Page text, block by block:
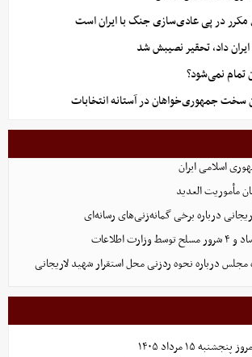
مکرر در پی عادی‌سازی جنگ با ایران است
داد، تحقیر نصیبش شد
تمام نمی‌شود؟
سخت جمهوری‌خواهان در آستانه انتخابات
اسلامی ایران
مأموریت العدید
درباره برخی گمانه‌زنی‌های رسانه‌ای
درباره نحوه ردزنی محل استقرار شهید لاریجانی
۱۵ مرداد ۱۴۰۵